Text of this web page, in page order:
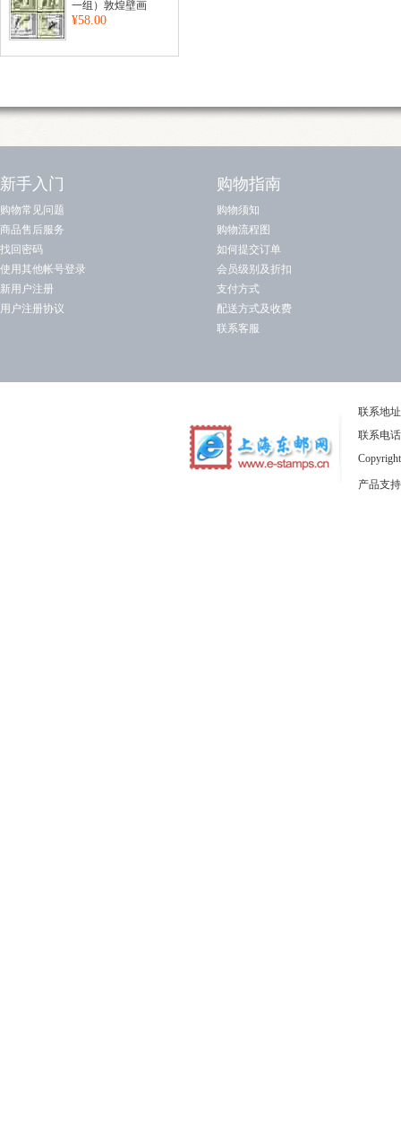
一组）敦煌壁画
¥58.00
新手入门
购物常见问题
商品售后服务
找回密码
使用其他帐号登录
新用户注册
用户注册协议
购物指南
购物须知
购物流程图
如何提交订单
会员级别及折扣
支付方式
配送方式及收费
联系客服
联系地
联系电
产品支